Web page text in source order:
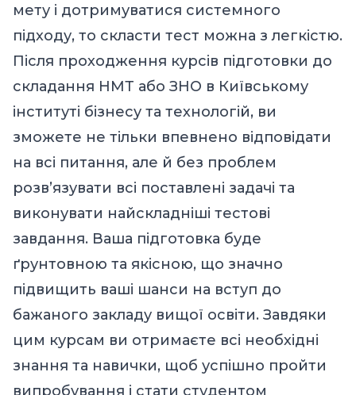
мету і дотримуватися системного
підходу, то скласти тест можна з легкістю.
Після проходження курсів підготовки до
складання НМТ або ЗНО в Київському
інституті бізнесу та технологій, ви
зможете не тільки впевнено відповідати
на всі питання, але й без проблем
розв’язувати всі поставлені задачі та
виконувати найскладніші тестові
завдання. Ваша підготовка буде
ґрунтовною та якісною, що значно
підвищить ваші шанси на вступ до
бажаного закладу вищої освіти. Завдяки
цим курсам ви отримаєте всі необхідні
знання та навички, щоб успішно пройти
випробування і стати студентом